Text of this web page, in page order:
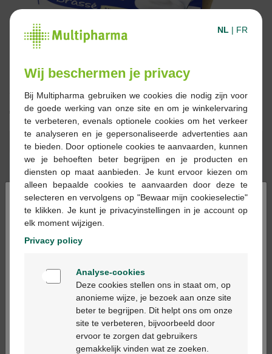
€ 11,69
Bestellen Reserveren
Op voorraad online
- + In winkelmandje
Max. aantal = 12
werkdag geleverd
levering in je Multipharma apotheek
levering thuis vanaf €55
betalen
Klantendienstvia chat ofcontactformulier
×
Bienvenue
Ga verder in het nederlands
Continuez en français
NL | FR
Wij beschermen je privacy
Bij Multipharma gebruiken we cookies die nodig zijn voor
de goede werking van onze site en om je winkelervaring
te verbeteren, evenals optionele cookies om het verkeer
te analyseren en je gepersonaliseerde advertenties aan
te bieden. Door optionele cookies te aanvaarden, kunnen
we je behoeften beter begrijpen en je producten en
diensten op maat aanbieden. Je kunt ervoor kiezen om
alleen bepaalde cookies te aanvaarden door deze te
selecteren en vervolgens op "Bewaar mijn cookieselectie"
te klikken. Je kunt je privacyinstellingen in je account op
elk moment wijzigen.
Privacy policy
Analyse-cookies
Deze cookies stellen ons in staat om, op
anonieme wijze, je bezoek aan onze site
beter te begrijpen. Dit helpt ons om onze
site te verbeteren, bijvoorbeeld door
ervoor te zorgen dat gebruikers
gemakkelijk vinden wat ze zoeken.